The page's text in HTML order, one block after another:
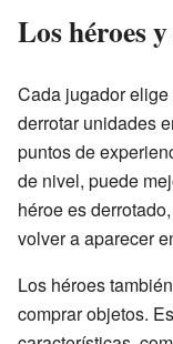
Los héroes
Cada jugador
derrotar unidades
puntos de
de nivel, puede
héroe es
volver a aparecer
Los héroes
comprar objetos.